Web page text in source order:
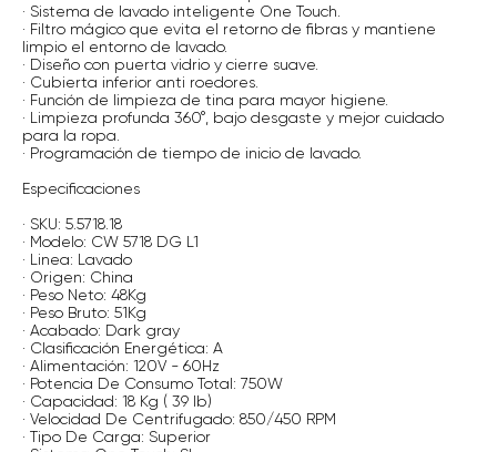
· Sistema de lavado inteligente One Touch.
· Filtro mágico que evita el retorno de fibras y mantiene
limpio el entorno de lavado.
· Diseño con puerta vidrio y cierre suave.
· Cubierta inferior anti roedores.
· Función de limpieza de tina para mayor higiene.
· Limpieza profunda 360°, bajo desgaste y mejor cuidado
para la ropa.
· Programación de tiempo de inicio de lavado.
Especificaciones
· SKU: 5.5718.18
· Modelo: CW 5718 DG L1
· Linea: Lavado
· Origen: China
· Peso Neto: 48Kg
· Peso Bruto: 51Kg
· Acabado: Dark gray
· Clasificación Energética: A
· Alimentación: 120V - 60Hz
· Potencia De Consumo Total: 750W
· Capacidad: 18 Kg ( 39 lb)
· Velocidad De Centrifugado: 850/450 RPM
· Tipo De Carga: Superior